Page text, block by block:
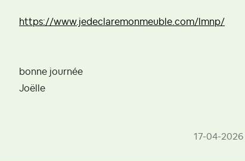
https://www.jedeclaremonmeuble.com/lmnp/
bonne journée
Joëlle
‎17-04-2026